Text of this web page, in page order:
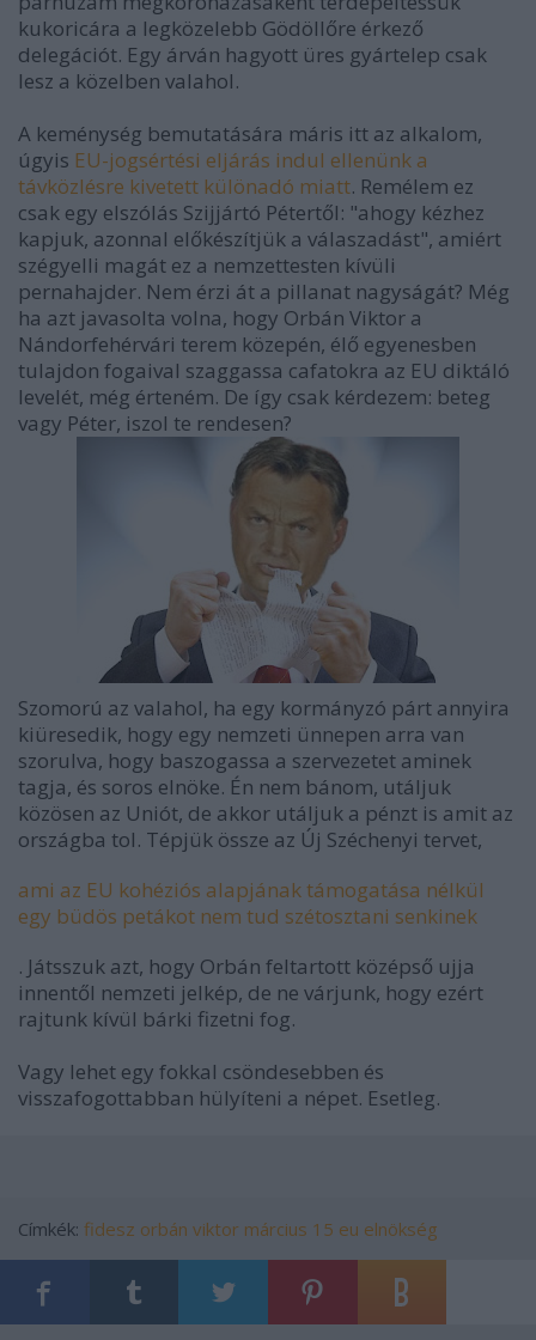
kukoricára a legközelebb Gödöllőre érkező
delegációt. Egy árván hagyott üres gyártelep csak
lesz a közelben valahol.
A keménység bemutatására máris itt az alkalom,
úgyis EU-jogsértési eljárás indul ellenünk a
távközlésre kivetett különadó miatt. Remélem ez
csak egy elszólás Szijjártó Pétertől: "ahogy kézhez
kapjuk, azonnal előkészítjük a válaszadást", amiért
szégyelli magát ez a nemzettesten kívüli
pernahajder. Nem érzi át a pillanat nagyságát? Még
ha azt javasolta volna, hogy Orbán Viktor a
Nándorfehérvári terem közepén, élő egyenesben
tulajdon fogaival szaggassa cafatokra az EU diktáló
levelét, még érteném. De így csak kérdezem: beteg
vagy Péter, iszol te rendesen?
Szomorú az valahol, ha egy kormányzó párt annyira
kiüresedik, hogy egy nemzeti ünnepen arra van
szorulva, hogy baszogassa a szervezetet aminek
tagja, és soros elnöke. Én nem bánom, utáljuk
közösen az Uniót, de akkor utáljuk a pénzt is amit az
országba tol. Tépjük össze az Új Széchenyi tervet,
ami az EU kohéziós alapjának támogatása nélkül
egy büdös petákot nem tud szétosztani senkinek
. Játsszuk azt, hogy Orbán feltartott középső ujja
innentől nemzeti jelkép, de ne várjunk, hogy ezért
rajtunk kívül bárki fizetni fog.
Vagy lehet egy fokkal csöndesebben és
visszafogottabban hülyíteni a népet. Esetleg.
Címkék: fidesz orbán viktor március 15 eu elnökség